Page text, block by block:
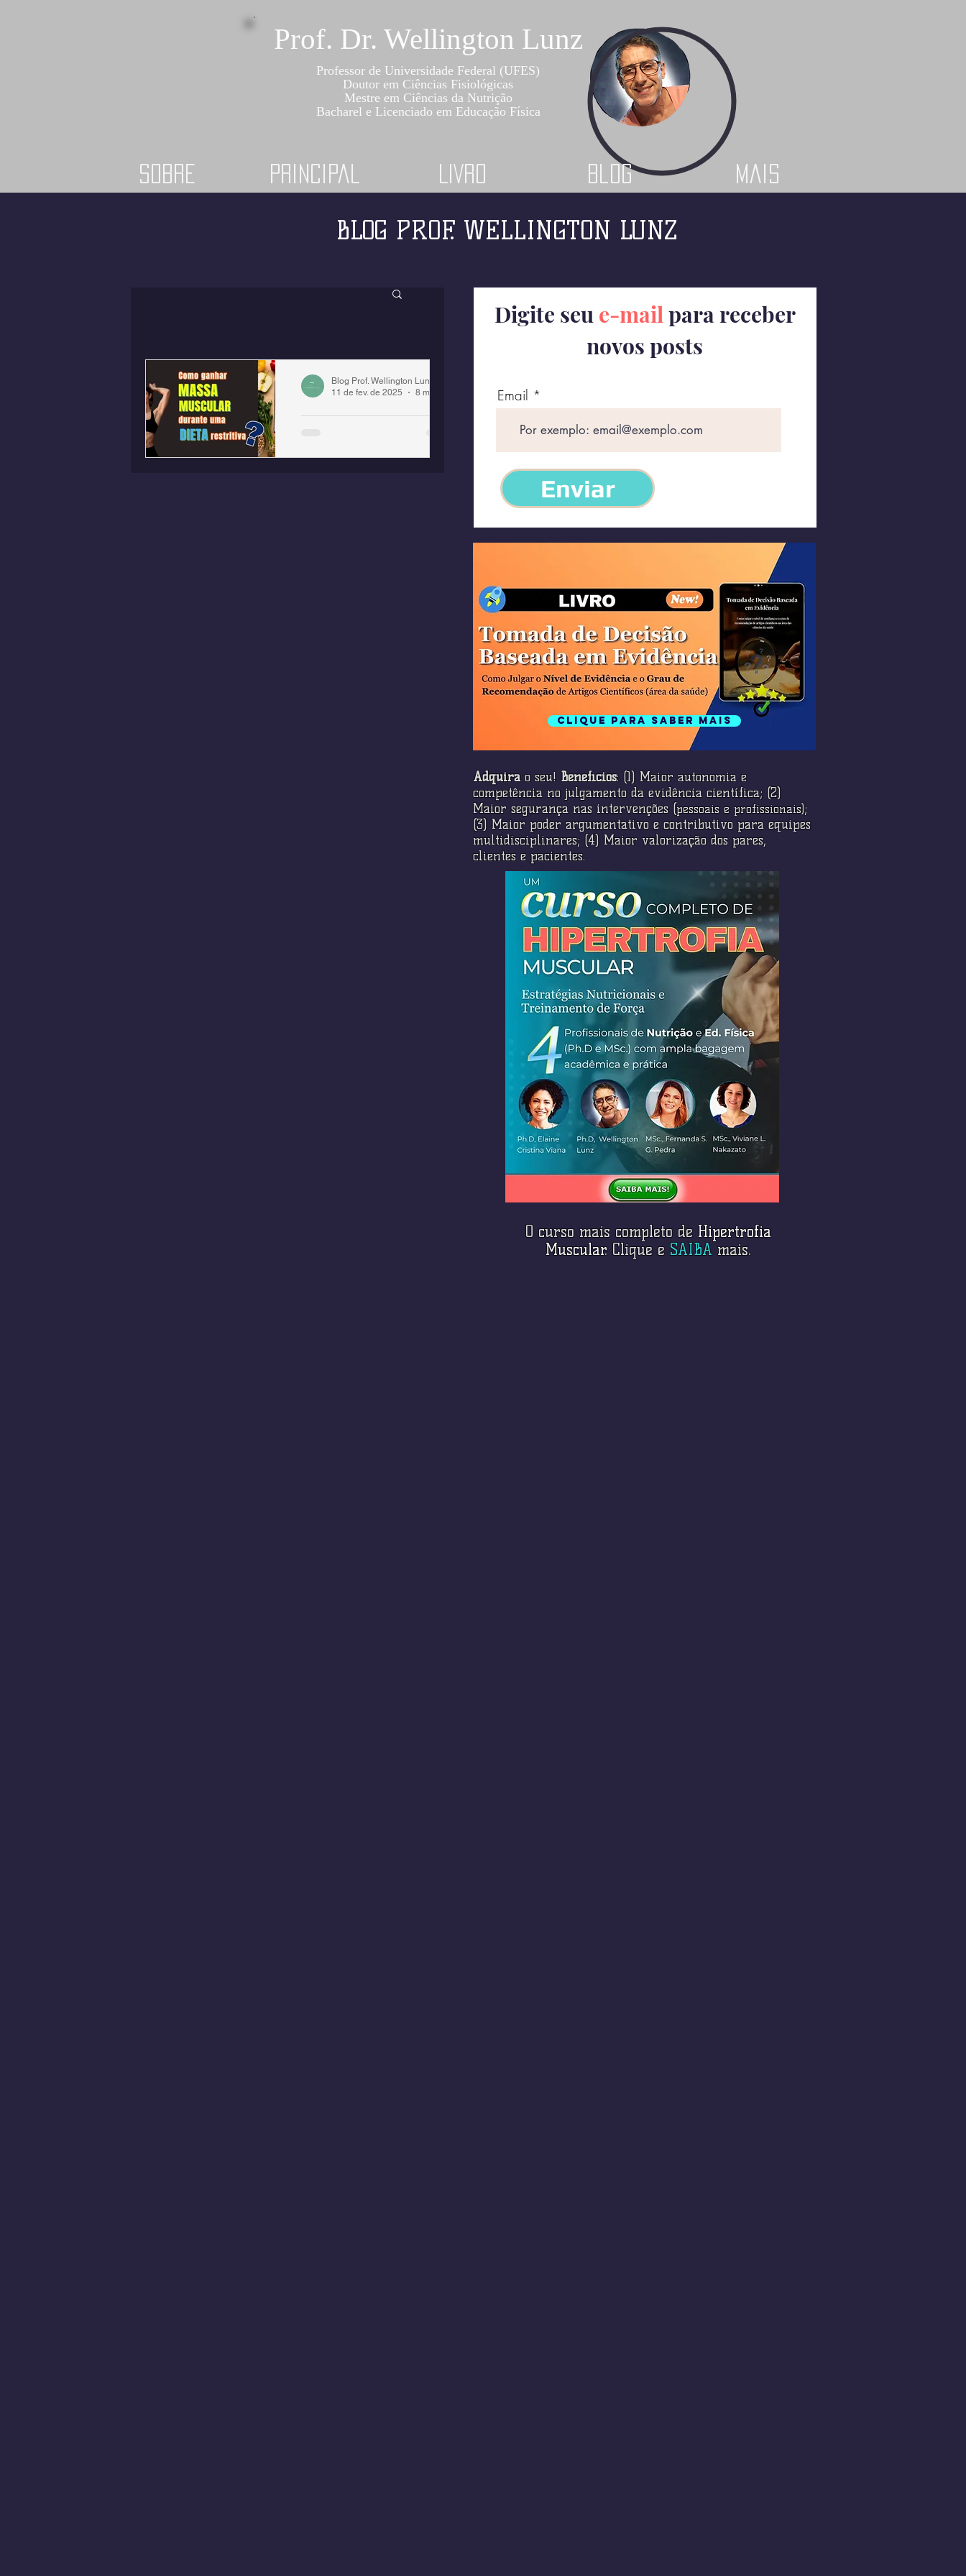
Prof. Dr. Wellington Lunz
Professor de Universidade Federal (UFES)
Doutor em Ciências Fisiológicas
Mestre em Ciências da Nutrição
Bacharel e Licenciado em Educação Física
Sobre Principal LIVRO Blog Mais
BLOG PROF. WELLINGTON LUNZ
Dá para Ganhar
Blog Prof. Wellington Lunz
11 de fev. de 2025
Digite seu e-mailpara receber
novos posts
Email
Enviar
Clique para saber mais
Adquira o seu! Benefícios: (1) Maior autonomia e
competência no julgamento da evidência científica; (2)
Maior segurança nas intervenções (pessoais e profissionais);
(3) Maior poder argumentativo e contributivo para equipes
multidisciplinares; (4) Maior valorização dos pares,
clientes e pacientes.
O curso mais completo de Hipertrofia
Muscular. Clique e SAIBA mais.